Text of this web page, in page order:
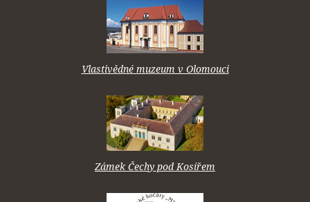
Vlastivědné muzeum v Olomouci
Zámek Čechy pod Kosířem